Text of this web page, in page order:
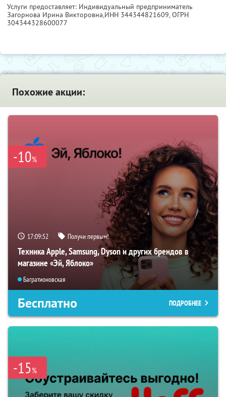
Услуги предоставляет: Индивидуальный предприниматель
Загорнова Ирина Викторовна,ИНН 344344821609, ОГРН
304344328600077
Похожие акции:
-10%
17:09:51 Получи первым!
Техника Apple, Samsung, Dyson и других брендов в
магазине «Эй, Яблоко»
Багратионовская
Бесплатно ПОДРОБНЕЕ
-15%